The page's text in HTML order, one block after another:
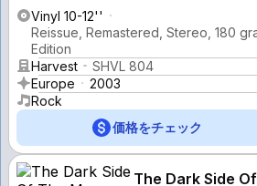
Vinyl 10-12''
Reissue, Remastered, Stereo, 180
Edition
Harvest
SHVL 804
Europe
2003
Rock
価格をチェック
The Dark Side